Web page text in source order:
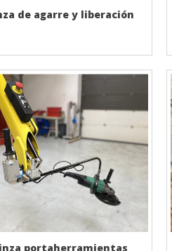
de agarre y liberación
portaherramientas